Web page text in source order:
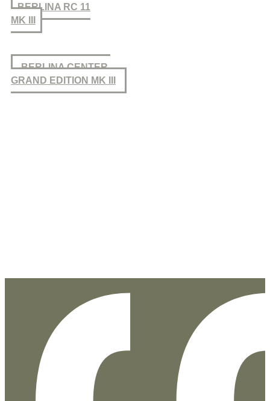
BERLINA RC 11
MK III
BERLINA CENTER
GRAND EDITION MK III